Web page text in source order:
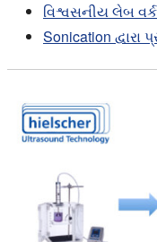
વિશ્વસનીય લેબ
Sonication દ્વારા